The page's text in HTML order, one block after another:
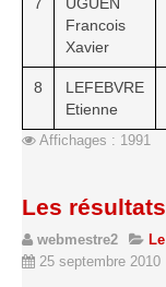
Francois
Xavier
8
LEFEBVRE
Etienne
Affichages : 1991
Les
webmestre2
25 septembre 2010